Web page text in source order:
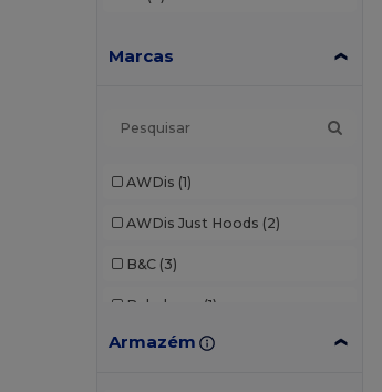
Marcas
AWDis (1)
AWDis Just Hoods (2)
B&C (3)
Babybugz (1)
Build Your Brand
Armazém